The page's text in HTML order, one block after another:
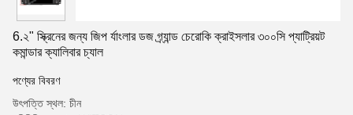
6.২" স্ক্রিনের জন্য জিপ র্যাংলার ডজ গ্র্যান্ড চেরোকি ক্রাইসলার ৩০০সি প্যাট্রিয়ট
কমান্ডার ক্যালিবার চ্যাল
পণ্যের বিবরণ
উৎপত্তি স্থল: চীন